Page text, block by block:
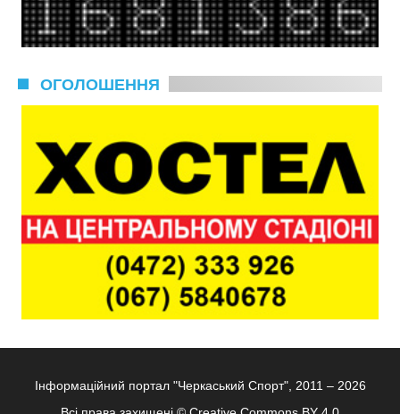
ОГОЛОШЕННЯ
Інформаційний портал "Черкаський Спорт", 2011 – 2026